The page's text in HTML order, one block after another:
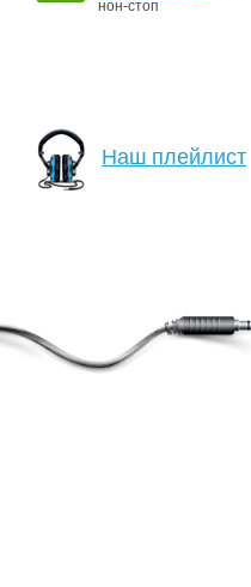
нон-стоп
Наш плейлист